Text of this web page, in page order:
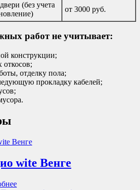
(без учета
от 3000 руб.
работ не учитывает:
конструкции;
отделку пола;
прокладку кабелей;
wite Венге